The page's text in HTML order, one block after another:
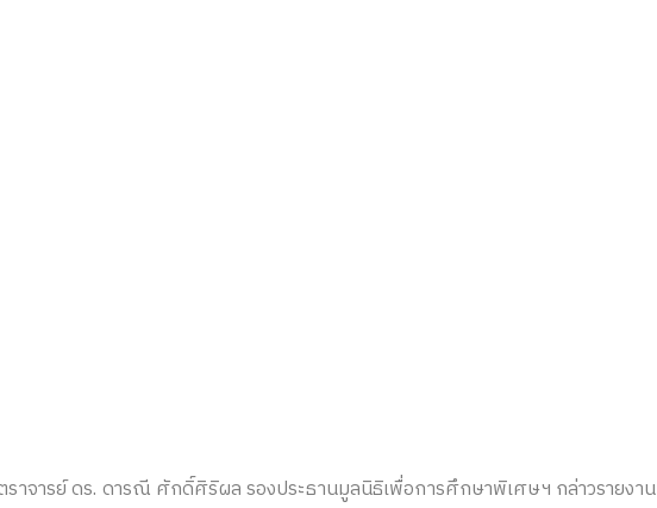
ราจารย์ ดร. ดารณี ศักดิ์ศิริผล รองประธานมูลนิธิเพื่อการศึกษาพิเศษฯ กล่าวรายงาน